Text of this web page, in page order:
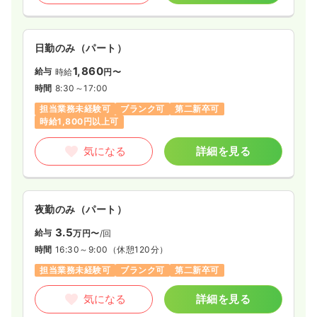
日勤のみ（パート）
給与 時給1,860円〜
時間 8:30～17:00
担当業務未経験可
ブランク可
第二新卒可
時給1,800円以上可
気になる 詳細を見る
夜勤のみ（パート）
給与 3.5万円〜/回
時間 16:30～9:00 （休憩120分）
担当業務未経験可
ブランク可 第二新卒可
気になる 詳細を見る